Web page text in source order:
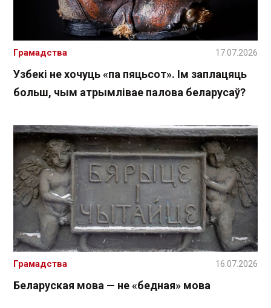
Узбекі не хочуць «па пяцьсот». Ім заплацяць
больш, чым атрымлівае палова беларусаў?
Грамадства 17.07.2026
Беларуская мова — не «бедная» мова
Грамадства 16.07.2026